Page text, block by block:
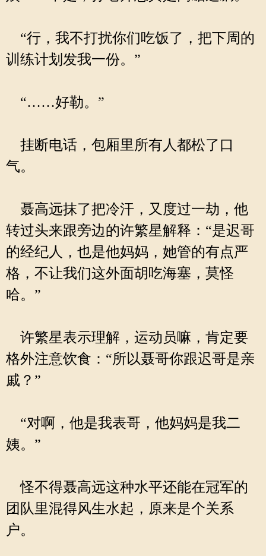
“行，我不打扰你们吃饭了，把下周的
训练计划发我一份。”
“……好勒。”
挂断电话，包厢里所有人都松了口
气。
聂高远抹了把冷汗，又度过一劫，他
转过头来跟旁边的许繁星解释：“是迟哥
的经纪人，也是他妈妈，她管的有点严
格，不让我们这外面胡吃海塞，莫怪
哈。”
许繁星表示理解，运动员嘛，肯定要
格外注意饮食：“所以聂哥你跟迟哥是亲
戚？”
“对啊，他是我表哥，他妈妈是我二
姨。”
怪不得聂高远这种水平还能在冠军的
团队里混得风生水起，原来是个关系
户。